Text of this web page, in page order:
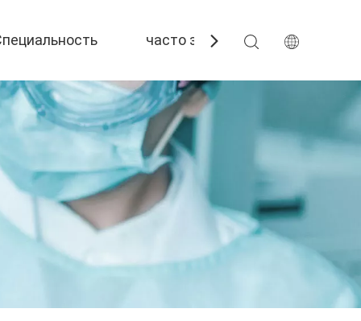
часто задаваемые вопросы